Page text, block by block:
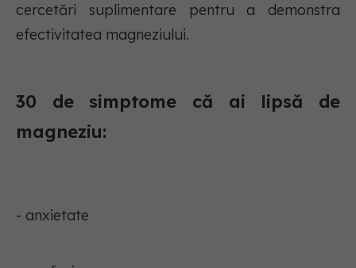
cercetări suplimentare pentru a demonstra
efectivitatea magneziului.
30 de simptome că ai lipsă de
magneziu:
- anxietate